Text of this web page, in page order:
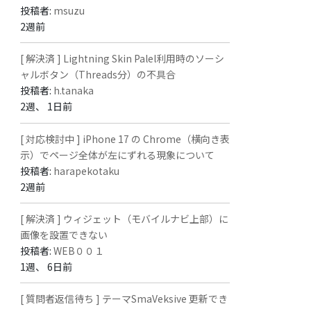
投稿者: msuzu
2週前
[ 解決済 ] Lightning Skin Palel利用時のソーシ
ャルボタン（Threads分）の不具合
投稿者: h.tanaka
2週、 1日前
[ 対応検討中 ] iPhone 17 の Chrome（横向き表
示）でページ全体が左にずれる現象について
投稿者: harapekotaku
2週前
[ 解決済 ] ウィジェット（モバイルナビ上部）に
画像を設置できない
投稿者:WEB００１
1週、 6日前
[ 質問者返信待ち ] テーマSmaVeksive 更新でき